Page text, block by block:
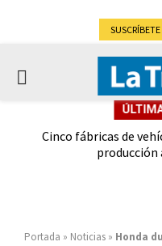
SUSCRÍBETE
PRIMARY
Cinco fábricas de
producción
Portada » Noticias » Honda